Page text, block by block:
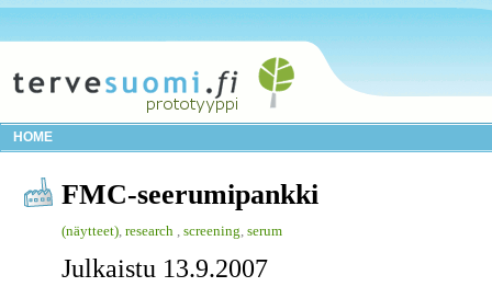
HOME
FMC-seerumipankki
(näytteet) research screening serum
Julkaistu 13.9.2007